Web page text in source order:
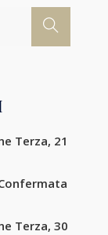
Terza, 21
Terza, 30